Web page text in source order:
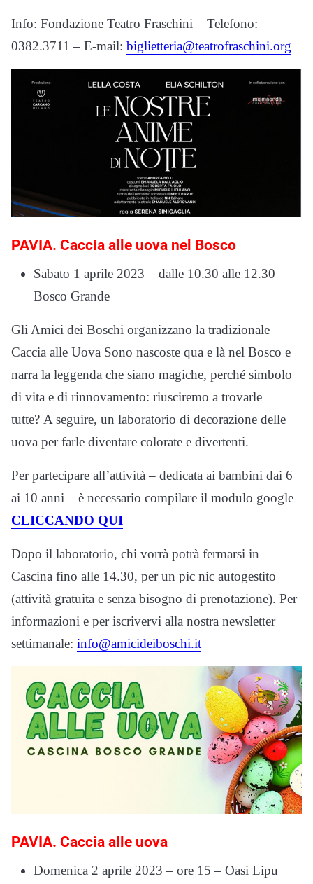
Info: Fondazione Teatro Fraschini – Telefono:
0382.3711 – E-mail: biglietteria@teatrofraschini.org
PAVIA. Caccia alle uova nel Bosco
Sabato 1 aprile 2023 – dalle 10.30 alle 12.30 –
Bosco Grande
Gli Amici dei Boschi organizzano la tradizionale
Caccia alle Uova Sono nascoste qua e là nel Bosco e
narra la leggenda che siano magiche, perché simbolo
di vita e di rinnovamento: riusciremo a trovarle
tutte? A seguire, un laboratorio di decorazione delle
uova per farle diventare colorate e divertenti.
Per partecipare all’attività – dedicata ai bambini dai 6
ai 10 anni – è necessario compilare il modulo google
CLICCANDO QUI
Dopo il laboratorio, chi vorrà potrà fermarsi in
Cascina fino alle 14.30, per un pic nic autogestito
(attività gratuita e senza bisogno di prenotazione). Per
informazioni e per iscrivervi alla nostra newsletter
settimanale: info@amicideiboschi.it
PAVIA. Caccia alle uova
Domenica 2 aprile 2023 – ore 15 – Oasi Lipu